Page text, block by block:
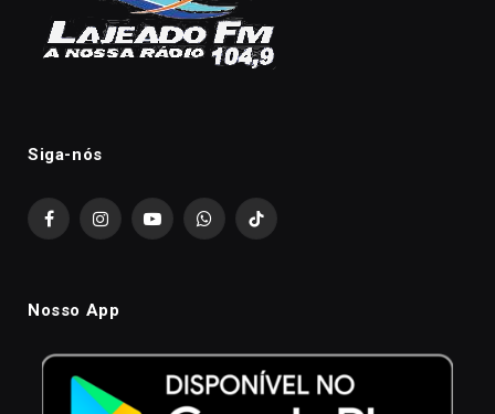
Siga-nós
FacebookInstagramYouTubeWhatsAppTikTok
Nosso App